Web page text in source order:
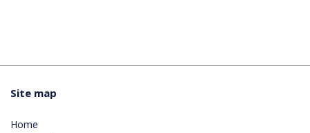
Site map
Home